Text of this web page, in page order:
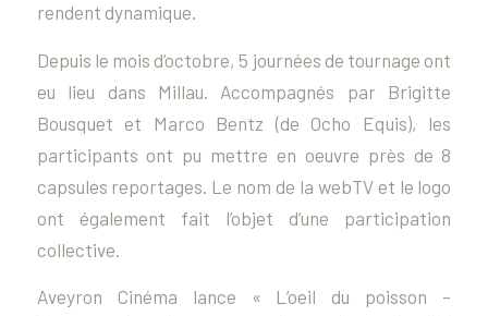
rendent dynamique.
Depuis le mois d’octobre, 5 journées de tournage ont
eu lieu dans Millau. Accompagnés par Brigitte
Bousquet et Marco Bentz (de Ocho Equis), les
participants ont pu mettre en oeuvre près de 8
capsules reportages. Le nom de la webTV et le logo
ont également fait l’objet d’une participation
collective.
Aveyron Cinéma lance « L’oeil du poisson –